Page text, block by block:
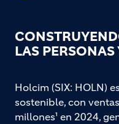
LAS PERSONAS
Holcim (SIX: HOLN)
sostenible, con
millones¹ en 2024,